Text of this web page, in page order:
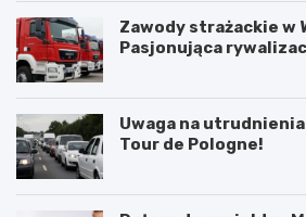
Zawody strażackie w
Pasjonująca
Uwaga na
Tour de Pologne!